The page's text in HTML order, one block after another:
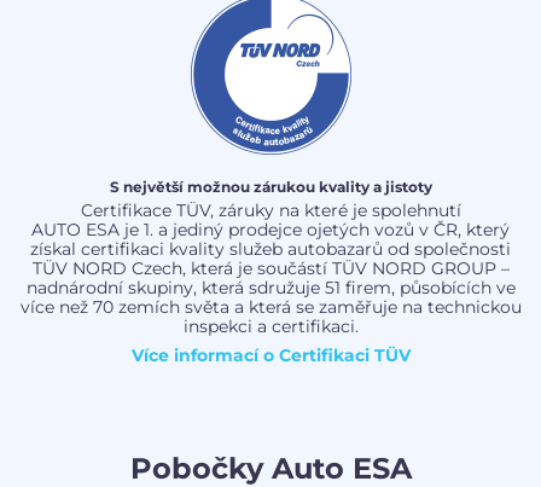
S největší možnou zárukou kvality a jistoty
Certifikace TÜV, záruky na které je spolehnutí
AUTO ESA je 1. a jediný prodejce ojetých vozů v ČR, který
získal certifikaci kvality služeb autobazarů od společnosti
TÜV NORD Czech, která je součástí TÜV NORD GROUP –
nadnárodní skupiny, která sdružuje 51 firem, působících ve
více než 70 zemích světa a která se zaměřuje na technickou
inspekci a certifikaci.
Více informací o Certifikaci TÜV
Pobočky Auto ESA